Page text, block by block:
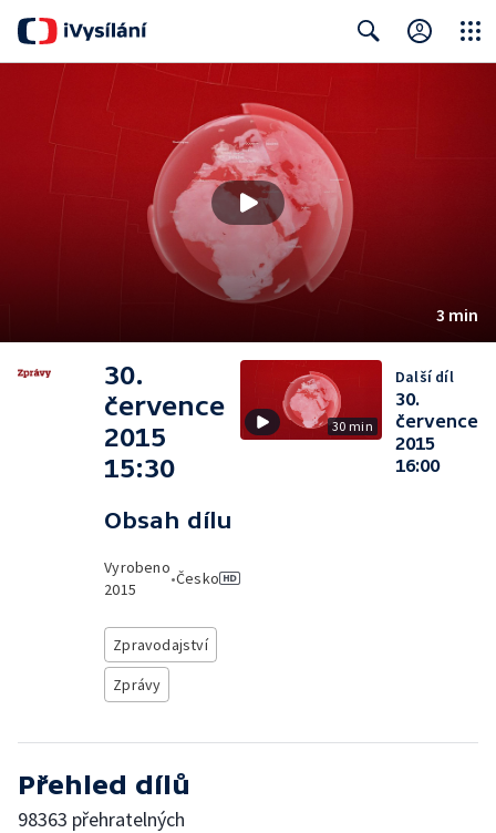
3 min
30.
července
2015
15:30
Obsah dílu
Vyrobeno
2015
•Česko
Zpravodajství
Zprávy
30 min
Další díl
30.
července
2015
16:00
Přehled dílů
98363 přehratelných